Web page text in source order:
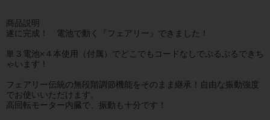
商品説明
遂に完成！ 電池で動く『フェアリー』できました！
単３電池×４本使用（付属）でどこでもコードなしでぶるぶるできち
ゃいます！
フェアリー伝統の無段階調節機能をそのまま継承！自由な振動強度
でお使いいただけます。
高回転モーター内臓で、振動も十分です！